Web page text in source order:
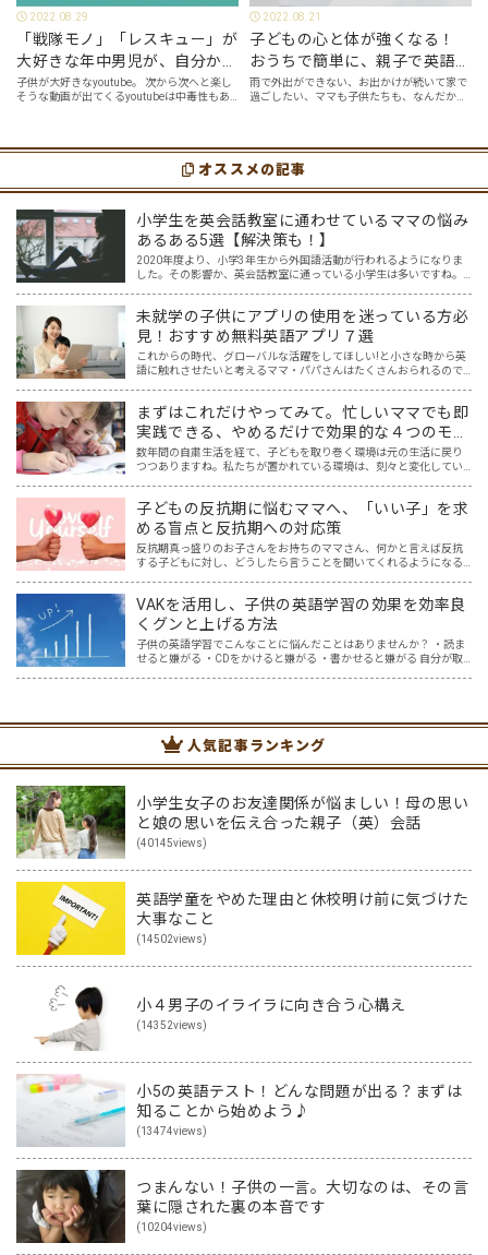
2022.08.29
「戦隊モノ」「レスキュー」が
大好きな年中男児が、自分から
好んで見るyoutube英語動画５
選
子供が大好きなyoutube。 次から次へと楽し
そうな動画が出てくるyoutubeは中毒性もあ
youtubeやゲーム、アプリだ…
2022.08.21
子どもの心と体が強くなる！
おうちで簡単に、親子で英語ヨ
ガを楽しめる「youtube動画」
７選
雨で外出ができない、お出かけが続いて家で
過ごしたい、ママも子供たちも、なんだか疲
スメの「youtube動画」を紹介します…
オススメの記事
小学生を英会話教室に通わせているママの悩み
あるある5選【解決策も！】
2020年度より、小学3年生から外国語活動が行われるようになりま
した。その影響か、英会話教室に通っている小学生は多いですね。
未就学の子供にアプリの使用を迷っている方必
見！おすすめ無料英語アプリ７選
これからの時代、グローバルな活躍をしてほしい!と小さな時から英
語に触れさせたいと考えるママ・パパさんはたくさんおられるので
まずはこれだけやってみて。忙しいママでも即
実践できる、やめるだけで効果的な４つのモチ
ベーション対策
数年間の自粛生活を経て、子どもを取り巻く環境は元の生活に戻り
つつありますね。私たちが置かれている環境は、刻々と変化してい
子どもの反抗期に悩むママへ、「いい子」を求
める盲点と反抗期への対応策
反抗期真っ盛りのお子さんをお持ちのママさん、何かと言えば反抗
する子どもに対し、どうしたら言うことを聞いてくれるようになる
VAKを活用し、子供の英語学習の効果を効率良
くグンと上げる方法
子供の英語学習でこんなことに悩んだことはありませんか？ ・読ま
せると嫌がる ・CDをかけると嫌がる ・書かせると嫌がる 自分が取
人気記事ランキング
小学生女子のお友達関係が悩ましい！母の思い
と娘の思いを伝え合った親子（英）会話
(40145views)
英語学童をやめた理由と休校明け前に気づけた
大事なこと
(14502views)
小４男子のイライラに向き合う心構え
(14352views)
小5の英語テスト！どんな問題が出る？まずは
知ることから始めよう♪
(13474views)
つまんない！子供の一言。大切なのは、その言
葉に隠された裏の本音です
(10204views)